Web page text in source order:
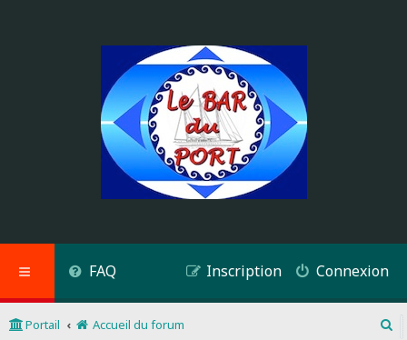
FAQ Connexion
Inscription
Portail
Accueil du forum